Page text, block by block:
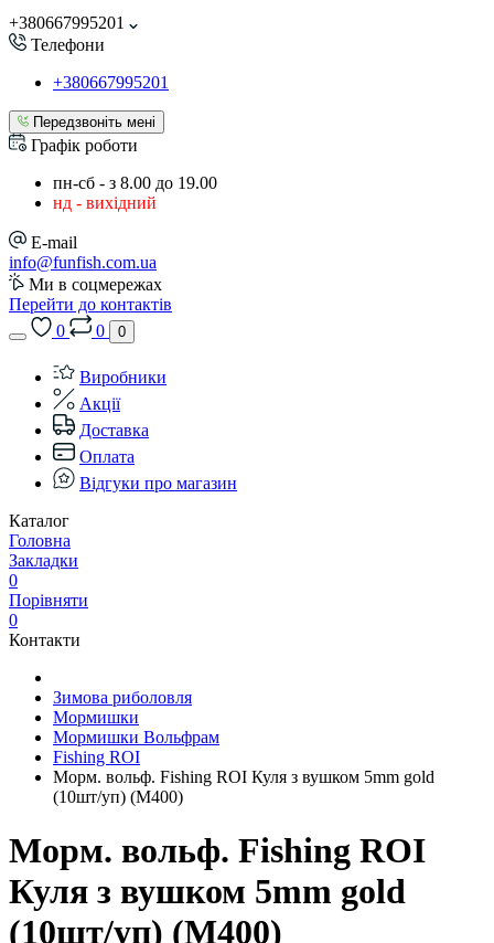
+380667995201
Телефони
+380667995201
Передзвоніть мені
Графік роботи
пн-сб - з 8.00 до 19.00
нд - вихідний
E-mail
info@funfish.com.ua
Ми в соцмережах
Перейти до контактів
0
0 0
Виробники
Акції
Доставка
Оплата
Відгуки про магазин
Каталог
Головна
Закладки
0
Порівняти
0
Контакти
Зимова риболовля
Мормишки
Мормишки Вольфрам
Fishing ROI
Морм. вольф. Fishing ROI Куля з вушком 5mm gold
(10шт/уп) (M400)
Морм. вольф. Fishing ROI
Куля з вушком 5mm gold
(10шт/уп) (M400)